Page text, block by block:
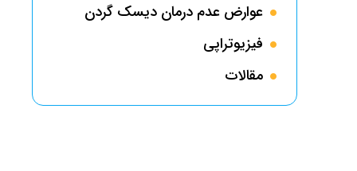
عوارض عدم درمان دیسک گردن
فیزیوتراپی
مقالات